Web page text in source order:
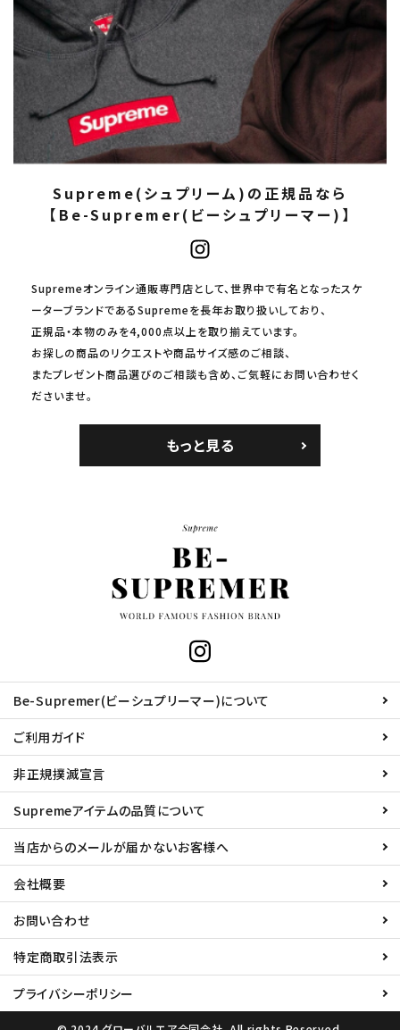
Supreme(シュプリーム)の正規品なら
【Be-Supremer(ビーシュプリーマー)】
Supremeオンライン通販専門店として、世界中で有名となったスケ
ーターブランドであるSupremeを長年お取り扱いしており、
正規品・本物のみを4,000点以上を取り揃えています。
お探しの商品のリクエストや商品サイズ感のご相談、
またプレゼント商品選びのご相談も含め、ご気軽にお問い合わせく
ださいませ。
もっと見る
Be-Supremer(ビーシュプリーマー)について
ご利用ガイド
非正規撲滅宣言
Supremeアイテムの品質について
当店からのメールが届かないお客様へ
会社概要
お問い合わせ
特定商取引法表示
プライバシーポリシー